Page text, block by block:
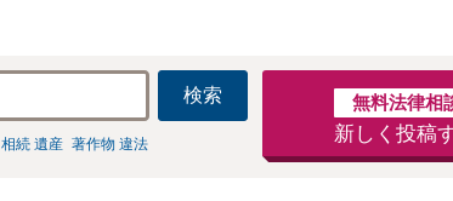
検索
相続 遺産 著作物 違法
無料法律相
新しく投稿